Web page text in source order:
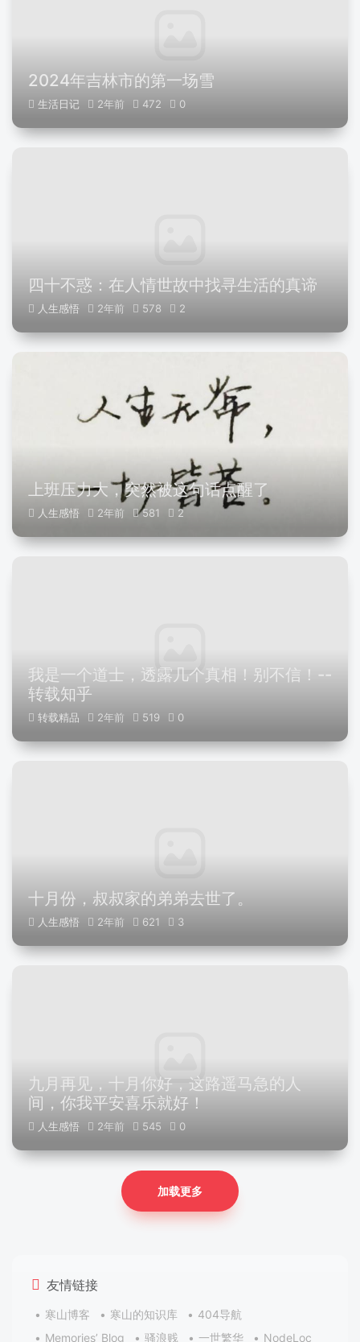
2024年吉林市的第一场雪
生活日记 2年前 472 0
四十不惑：在人情世故中找寻生活的真谛
人生感悟 2年前 578 2
上班压力大，突然被这句话点醒了
人生感悟 2年前 581 2
我是一个道士，透露几个真相！别不信！--
转载知乎
转载精品 2年前 519 0
十月份，叔叔家的弟弟去世了。
人生感悟 2年前 621 3
九月再见，十月你好，这路遥马急的人
间，你我平安喜乐就好！
人生感悟 2年前 545 0
加载更多
友情链接
寒山博客 寒山的知识库
404导航
Memories’ Blog
骚浪贱 一世繁华 NodeLoc